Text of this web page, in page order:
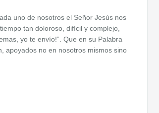
uno de nosotros el Señor Jesús nos
tan doloroso, difícil y complejo,
yo te envío!”. Que en su Palabra
apoyados no en nosotros mismos sino